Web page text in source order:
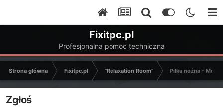
Fixitpc.pl
Profesjonalna pomoc techniczna
Strona główna Fixitpc.pl "Relaxation Room" Piłka nożna -
Zgłoś